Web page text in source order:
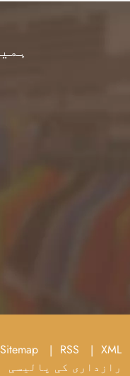
Sitemap RSS
XML
رازداری کی پالیسی